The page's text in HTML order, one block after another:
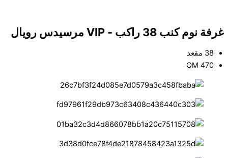
غرفة نوم كنب 38 راكب - VIP مرسيدس رويال
38 مقعد
OM 470